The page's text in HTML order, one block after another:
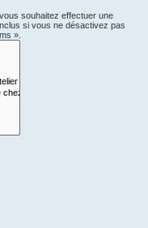
souhaitez effectuer une
si vous ne désactivez pas
».